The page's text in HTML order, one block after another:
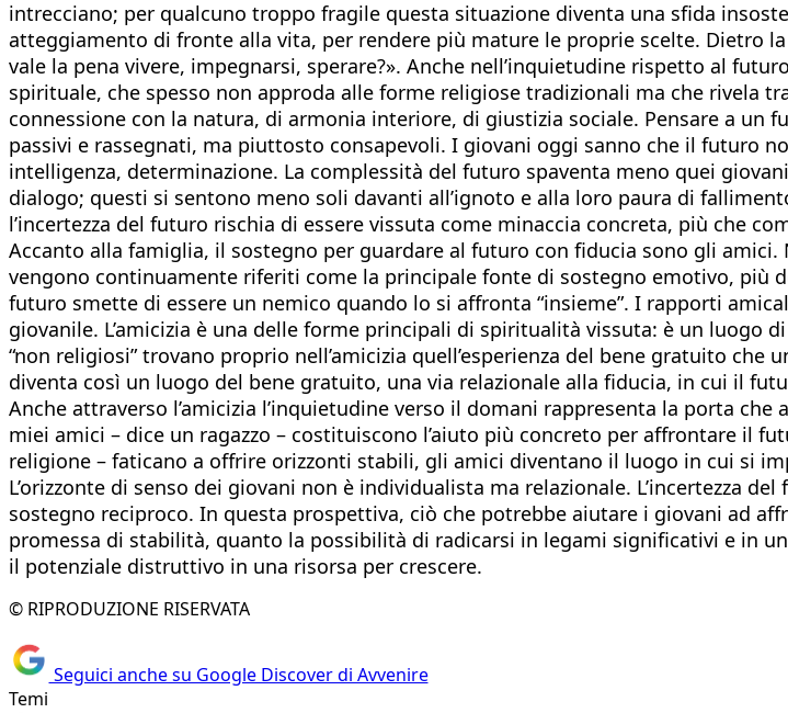
intrecciano; per qualcuno troppo fragile questa situazione diventa una sfida
atteggiamento di fronte alla vita, per rendere più mature le proprie scelte. Dietro
vale la pena vivere, impegnarsi, sperare?». Anche nell’inquietudine rispetto al
spirituale, che spesso non approda alle forme religiose tradizionali ma che rivela
connessione con la natura, di armonia interiore, di giustizia sociale. Pensare a
passivi e rassegnati, ma piuttosto consapevoli. I giovani oggi sanno che il futuro
intelligenza, determinazione. La complessità del futuro spaventa meno quei
dialogo; questi si sentono meno soli davanti all’ignoto e alla loro paura di
l’incertezza del futuro rischia di essere vissuta come minaccia concreta, più che
Accanto alla famiglia, il sostegno per guardare al futuro con fiducia sono gli
vengono continuamente riferiti come la principale fonte di sostegno emotivo, più
futuro smette di essere un nemico quando lo si affronta “insieme”. I rapporti
giovanile. L’amicizia è una delle forme principali di spiritualità vissuta: è un luogo
“non religiosi” trovano proprio nell’amicizia quell’esperienza del bene gratuito
diventa così un luogo del bene gratuito, una via relazionale alla fiducia, in cui il
Anche attraverso l’amicizia l’inquietudine verso il domani rappresenta la porta
miei amici – dice un ragazzo – costituiscono l’aiuto più concreto per affrontare il
religione – faticano a offrire orizzonti stabili, gli amici diventano il luogo in cui si
L’orizzonte di senso dei giovani non è individualista ma relazionale. L’incertezza
sostegno reciproco. In questa prospettiva, ciò che potrebbe aiutare i giovani ad
promessa di stabilità, quanto la possibilità di radicarsi in legami significativi e in
il potenziale distruttivo in una risorsa per crescere.
© RIPRODUZIONE RISERVATA
Seguici anche su Google Discover di Avvenire
Temi